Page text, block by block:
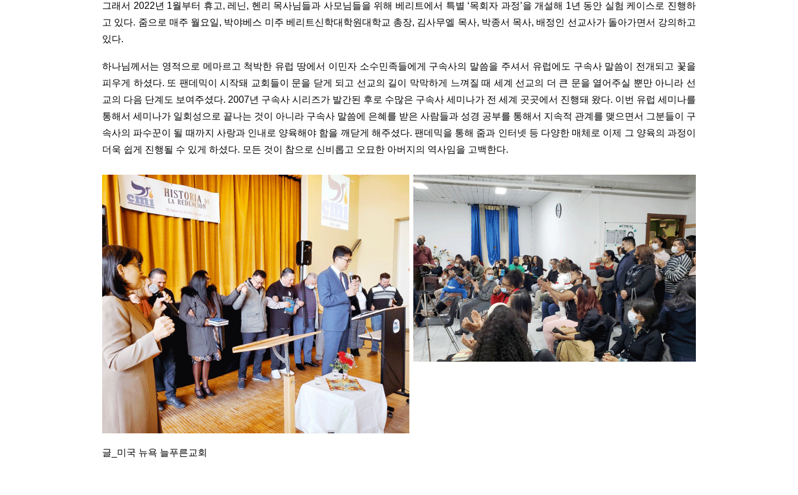
그래서 2022년 1월부터 휴고, 레닌, 헨리 목사님들과 사모님들을 위해 베리트에서 특별 ‘목회자 과정’을 개설해 1년 동안 실험 케이스로 진행하
고 있다. 줌으로 매주 월요일, 박야베스 미주 베리트신학대학원대학교 총장, 김사무엘 목사, 박종서 목사, 배정인 선교사가 돌아가면서 강의하고
있다.
하나님께서는 영적으로 메마르고 척박한 유럽 땅에서 이민자 소수민족들에게 구속사의 말씀을 주셔서 유럽에도 구속사 말씀이 전개되고 꽃을
피우게 하셨다. 또 팬데믹이 시작돼 교회들이 문을 닫게 되고 선교의 길이 막막하게 느껴질 때 세계 선교의 더 큰 문을 열어주실 뿐만 아니라 선
교의 다음 단계도 보여주셨다. 2007년 구속사 시리즈가 발간된 후로 수많은 구속사 세미나가 전 세계 곳곳에서 진행돼 왔다. 이번 유럽 세미나를
통해서 세미나가 일회성으로 끝나는 것이 아니라 구속사 말씀에 은혜를 받은 사람들과 성경 공부를 통해서 지속적 관계를 맺으면서 그분들이 구
속사의 파수꾼이 될 때까지 사랑과 인내로 양육해야 함을 깨닫게 해주셨다. 팬데믹을 통해 줌과 인터넷 등 다양한 매체로 이제 그 양육의 과정이
더욱 쉽게 진행될 수 있게 하셨다. 모든 것이 참으로 신비롭고 오묘한 아버지의 역사임을 고백한다.
글_미국 뉴욕 늘푸른교회